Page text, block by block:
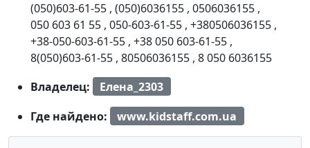
(050)603-61-55 , (050)6036155 , 0506036155 ,
050 603 61 55 , 050-603-61-55 , +380506036155 ,
+38-050-603-61-55 , +38 050 603-61-55 ,
8(050)603-61-55 , 80506036155 , 8 050 6036155
Владелец:
Елена_2303
Где найдено:
www.kidstaff.com.ua